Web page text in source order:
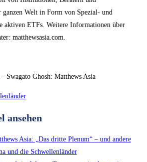
ganzen Welt in Form von Spezial- und
aktiven ETFs. Weitere Informationen über
matthewsasia.com.
Swagato Ghosh: Matthews Asia
ansehen
Asia: „Das dritte Plenum“ – und andere
und die Schwellenländer